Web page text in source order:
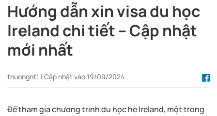
Hướng dẫn xin visa du học
Ireland chi tiết – Cập nhật
mới nhất
thuongnt1 | Cập nhật vào 19/09/2024
Để tham gia chương trình du học hè Ireland, một trong